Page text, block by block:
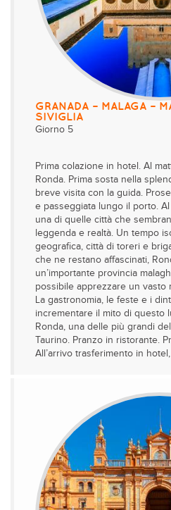
GRANADA – MALAGA –
SIVIGLIA
Giorno 5
Prima colazione in hotel. Al
Ronda. Prima sosta nella
breve visita con la guida.
e passeggiata lungo il porto.
una di quelle città che
leggenda e realtà. Un tempo
geografica, città di toreri e
che ne restano affascinati,
un’importante provincia
possibile apprezzare un vasto
La gastronomia, le feste e i
incrementare il mito di questo
Ronda, una delle più grandi
Taurino. Pranzo in ristorante.
All’arrivo trasferimento in